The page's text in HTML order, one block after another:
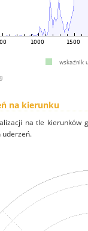
na kierunku
na tle
uderzeń.